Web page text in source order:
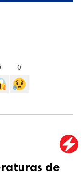
0
de